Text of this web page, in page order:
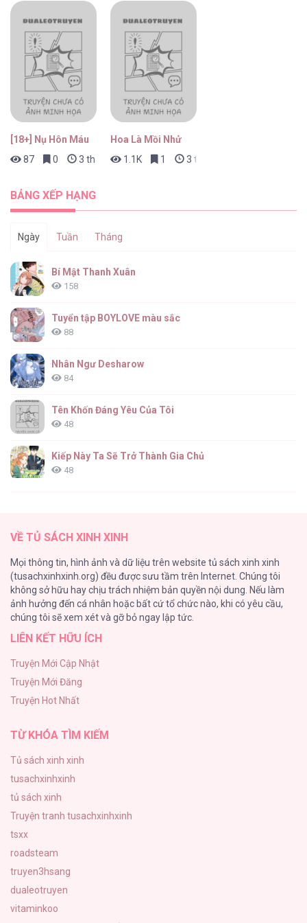
[18+] Nụ Hôn Máu
87
0 3 tháng trước
Hoa Là Mồi Nhử
1.1K
1 3 tháng trước
BẢNG XẾP HẠNG
Ngày Tuần Tháng
Bí Mật Thanh Xuân
158
Tuyển tập BOYLOVE màu sắc
88
Nhân Ngư Desharow
84
Tên Khốn Đáng Yêu Của Tôi
48
Kiếp Này Ta Sẽ Trở Thành Gia Chủ
48
44
Cash Or Credit
44
BÌNH MINH CHIA CẮT BÓNG ĐÊM
ONESHOT CHỊCH VỒN CHỊCH VÃ
31
VỀ TỦ SÁCH XINH XINH
Mọi thông tin, hình ảnh và dữ liệu trên website tủ sách xinh xinh
(tusachxinhxinh.org) đều được sưu tầm trên Internet. Chúng tôi
không sở hữu hay chịu trách nhiệm bản quyền nội dung. Nếu làm
ảnh hưởng đến cá nhân hoặc bất cứ tổ chức nào, khi có yêu cầu,
chúng tôi sẽ xem xét và gỡ bỏ ngay lập tức.
LIÊN KẾT HỮU ÍCH
Truyện Mới Cập Nhật
Truyện Mới Đăng
Truyện Hot Nhất
TỪ KHÓA TÌM KIẾM
Tủ sách xinh xinh
tusachxinhxinh
tủ sách xinh
Truyện tranh tusachxinhxinh
tsxx
roadsteam
truyen3hsang
dualeotruyen
vitaminkoo